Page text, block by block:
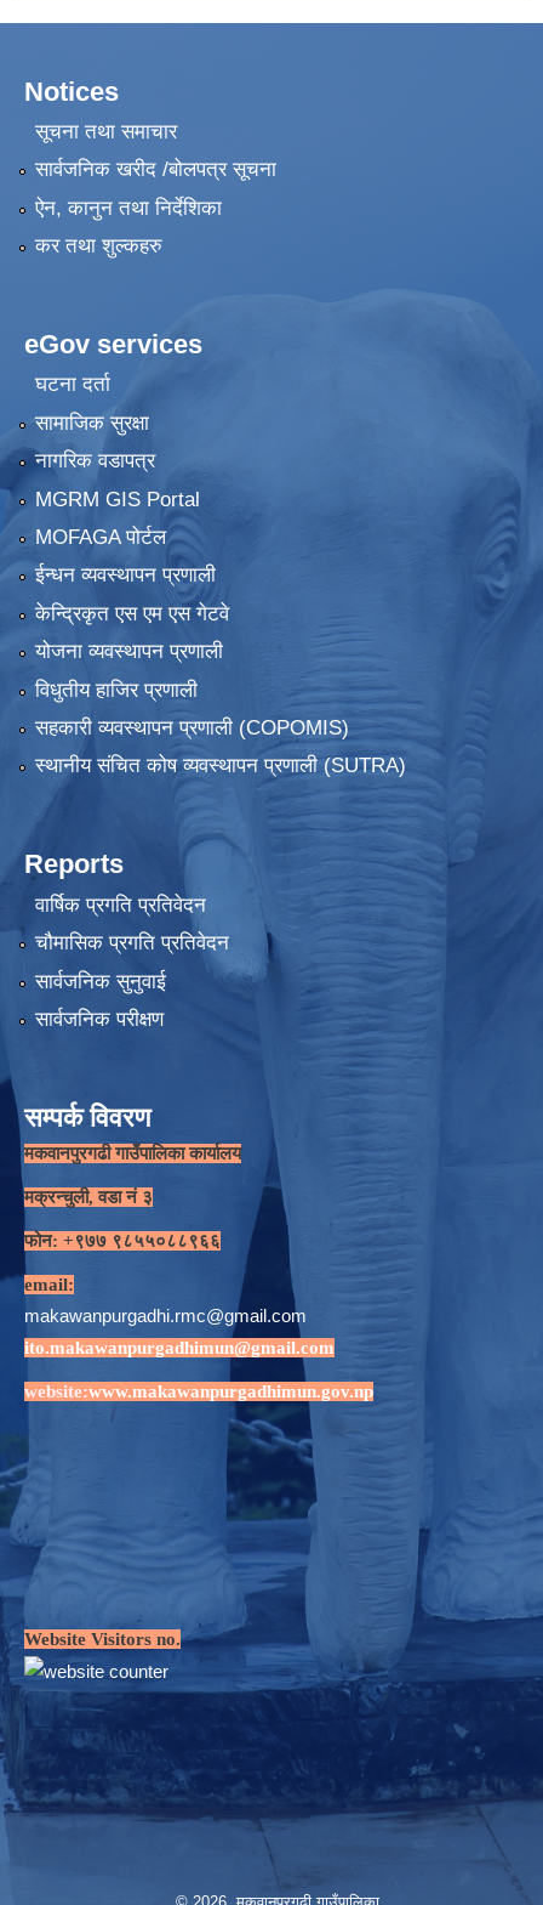
Notices
सूचना तथा समाचार
सार्वजनिक खरीद /बोलपत्र सूचना
ऐन, कानुन तथा निर्देशिका
कर तथा शुल्कहरु
eGov services
घटना दर्ता
सामाजिक सुरक्षा
नागरिक वडापत्र
MGRM GIS Portal
MOFAGA पोर्टल
ईन्धन व्यवस्थापन प्रणाली
केन्द्रिकृत एस एम एस गेटवे
योजना व्यवस्थापन प्रणाली
विधुतीय हाजिर प्रणाली
सहकारी व्यवस्थापन प्रणाली (COPOMIS)
स्थानीय संचित कोष व्यवस्थापन प्रणाली (SUTRA)
Reports
वार्षिक प्रगति प्रतिवेदन
चौमासिक प्रगति प्रतिवेदन
सार्वजनिक सुनुवाई
सार्वजनिक परीक्षण
सम्पर्क विवरण
मकवानपुरगढी गाउँपालिका कार्यालय
मक्रन्चुली, वडा नं ३
फोन: +९७७ ९८५५०८८९६६
email:
makawanpurgadhi.rmc@gmail.com
ito.makawanpurgadhimun@gmail.com
website:www.makawanpurgadhimun.gov.np
Website Visitors no.